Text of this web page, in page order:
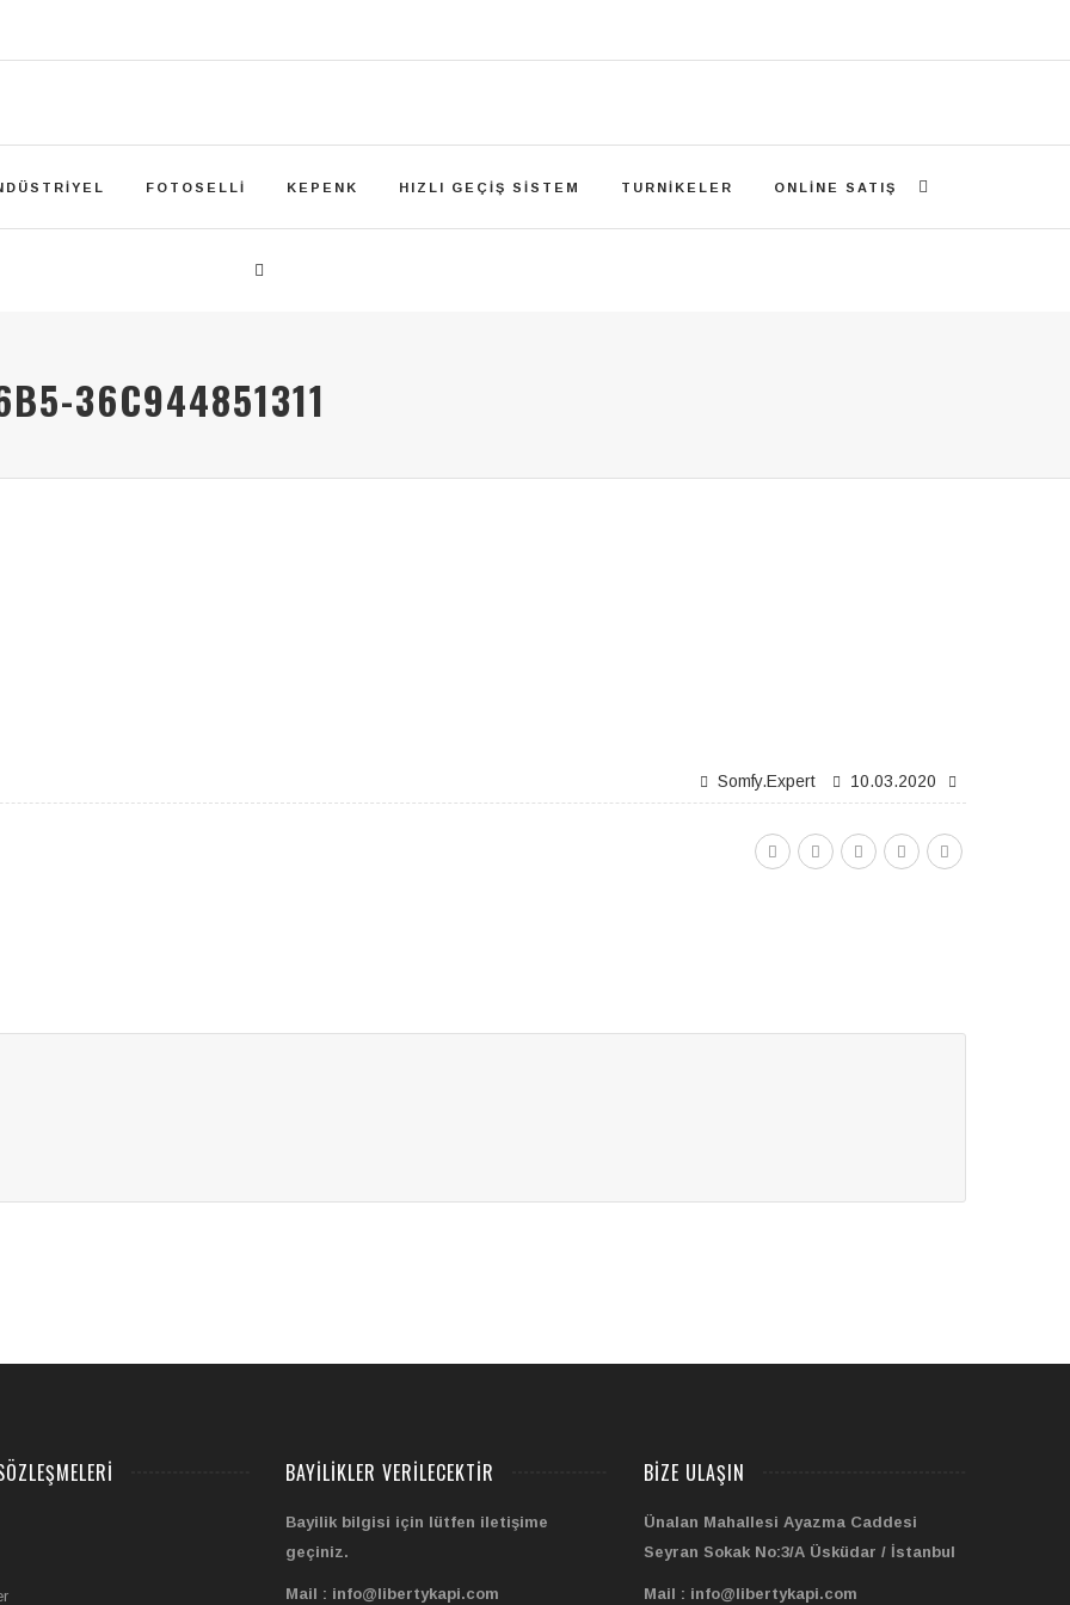
FOTOSELLI KEPENK HIZLI GEÇIŞ SISTEM TURNIKELER ONLINE SATIŞ
36C944851311
Somfy.expert 10.03.2020
BAYILIKLER VERILECEKTIR
Bayilik bilgisi için lütfen iletişime
geçiniz.
Mail : info@libertykapi.com
BIZE ULAŞIN
Ünalan Mahallesi Ayazma Caddesi
Seyran Sokak No:3/A Üsküdar / İstanbul
Mail : info@libertykapi.com